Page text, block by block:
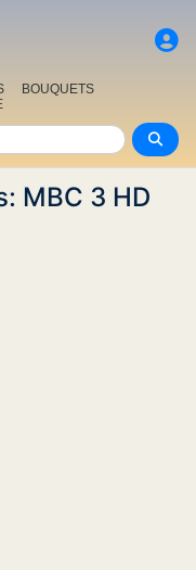
BOUQUETS
MBC 3 HD